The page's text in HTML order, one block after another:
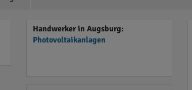
Handwerker in Augsburg:
Photovoltaikanlagen